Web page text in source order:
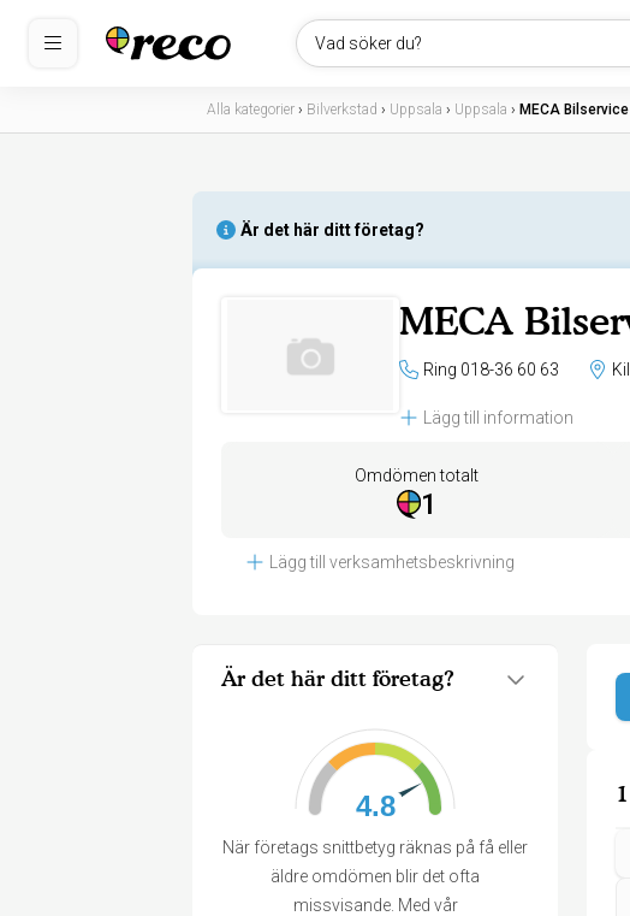
Vad söker du?
Alla kategorier › Bilverkstad › Uppsala › Uppsala › MECA
Är det här ditt företag?
MECA
Ring 018-36 60 63
Lägg till information
Omdömen totalt
1
Lägg till verksamhetsbeskrivning
Är det här ditt företag?
4.8
När företags snittbetyg räknas på få eller
äldre omdömen blir det ofta
missvisande. Med vår